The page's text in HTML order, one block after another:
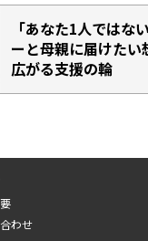
「あなた1人では
ーと母親に届けた
広がる支援の輪
わせ